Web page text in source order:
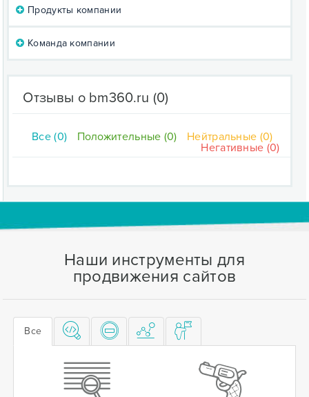
Продукты компании
Команда компании
Отзывы о bm360.ru (0)
Все (0) Положительные (0)
Нейтральные (0)
Негативные (0)
Наши инструменты для
продвижения сайтов
Все